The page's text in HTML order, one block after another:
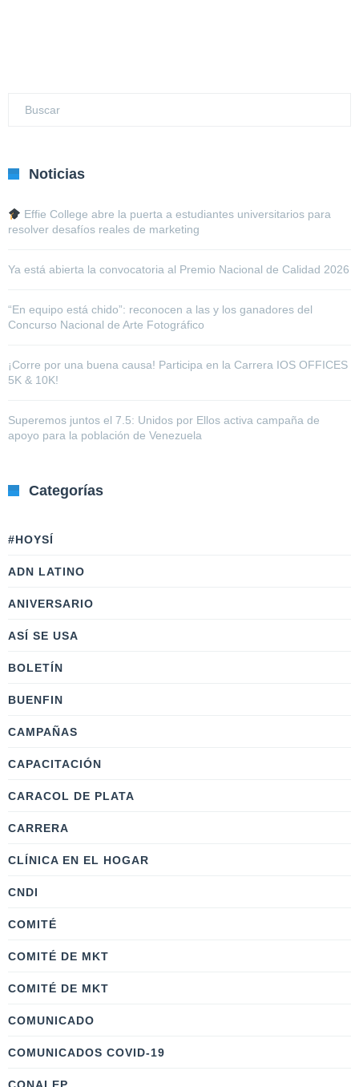
Noticias
Effie College abre la puerta a estudiantes universitarios para
resolver desafíos reales de marketing
Ya está abierta la convocatoria al Premio Nacional de Calidad 2026
“En equipo está chido”: reconocen a las y los ganadores del
Concurso Nacional de Arte Fotográfico
¡Corre por una buena causa! Participa en la Carrera IOS OFFICES
5K & 10K!
Superemos juntos el 7.5: Unidos por Ellos activa campaña de
apoyo para la población de Venezuela
Categorías
#HOYSÍ
ADN LATINO
ANIVERSARIO
ASÍ SE USA
BOLETÍN
BUENFIN
CAMPAÑAS
CAPACITACIÓN
CARACOL DE PLATA
CARRERA
CLÍNICA EN EL HOGAR
CNDI
COMITÉ
COMITÉ DE MKT
COMITÉ DE MKT
COMUNICADO
COMUNICADOS COVID-19